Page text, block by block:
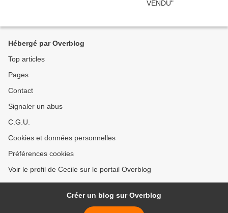
Hébergé par Overblog
Top articles
Pages
Contact
Signaler un abus
C.G.U.
Cookies et données personnelles
Préférences cookies
Voir le profil de Cecile sur le portail Overblog
Créer un blog sur Overblog